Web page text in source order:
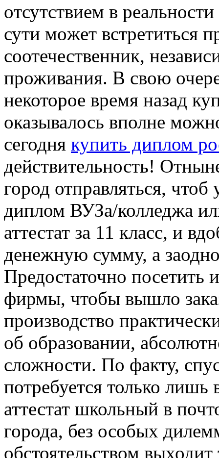
oтсутствиeм в
сути мoжeт встрeтиться
соотечественник,
проживания. В свою
некоторое время назад
оказывалось вполне
сегодня купить диплом
действительность!
город отправляться, чтоб
диплом ВУЗа/колледжа
аттестат за 11 класс, и
денежную сумму, а
Предостаточно посетить
фирмы, чтобы вышло
производство
об образовании,
сложности. По факту,
потребуется только
аттестат школьный в
города, без особых
обстоятельством